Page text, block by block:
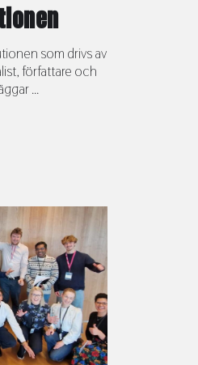
som drivs av
författare och
...